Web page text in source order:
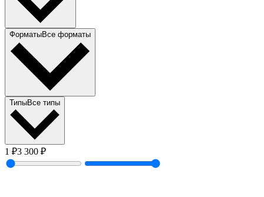
ФорматыВсе форматы
ТипыВсе типы
1 ₽3 300 ₽